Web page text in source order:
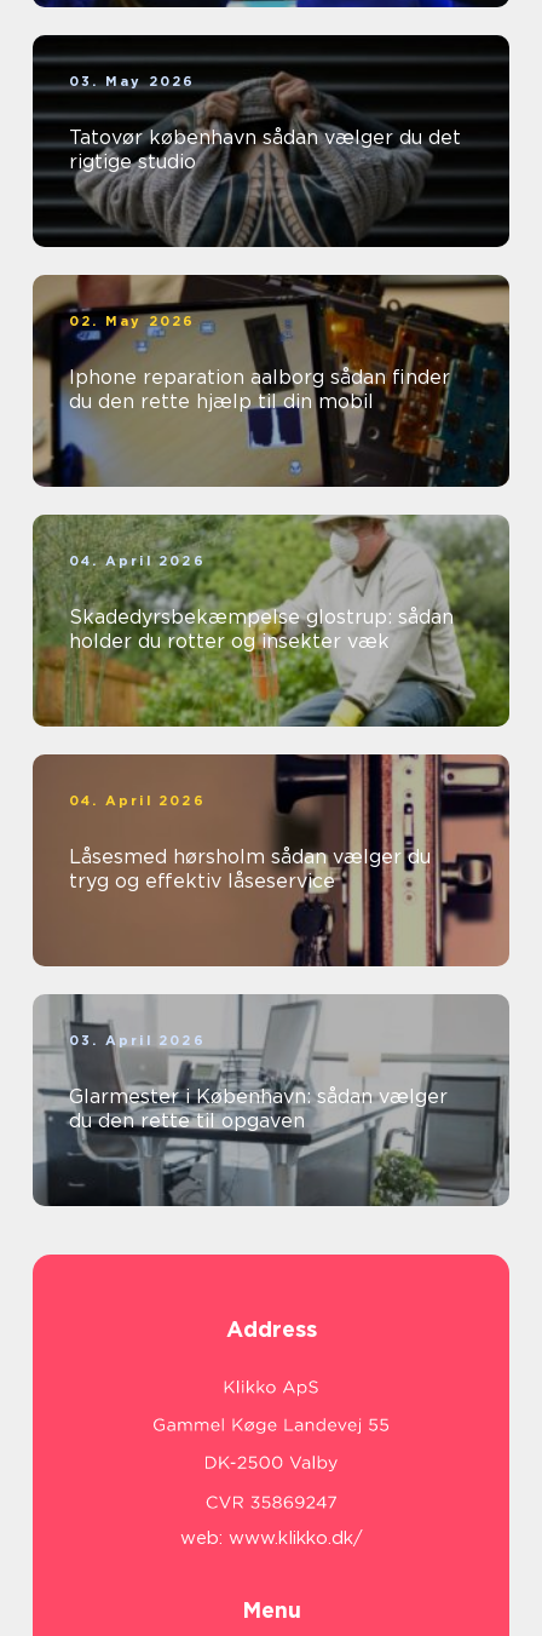
03. May 2026
Tatovør københavn sådan vælger du det
rigtige studio
02. May 2026
Iphone reparation aalborg sådan finder
du den rette hjælp til din mobil
04. April 2026
Skadedyrsbekæmpelse glostrup: sådan
holder du rotter og insekter væk
04. April 2026
Låsesmed hørsholm sådan vælger du
tryg og effektiv låseservice
03. April 2026
Glarmester i København: sådan vælger
du den rette til opgaven
Address
web: www.klikko.dk/
Menu